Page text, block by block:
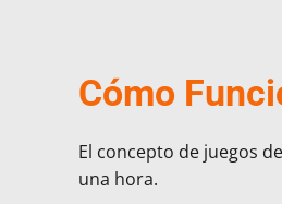
Cómo
El concepto de juegos de
una hora.